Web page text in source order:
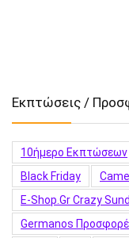
Εκπτώσεις /
10ήμερο Εκπτώσεων
Black Friday
E-Shop.gr Crazy
Germanos